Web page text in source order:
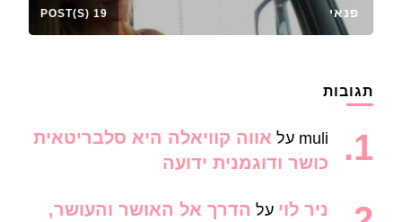
פנאי 19 POST(S)
תגובות
muli על אווה קוויאלה היא סלבריטאית
כושר ודוגמנית ידועה
ניר לוי על הדרך אל האושר והעושר,